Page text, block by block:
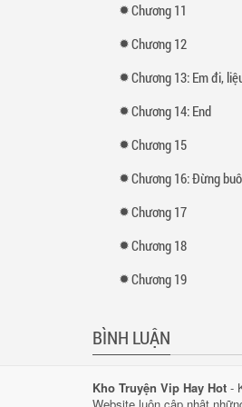
Chương 11
Chương 12
Chương 13: Em đi,
Chương 14: End
Chương 15
Chương 16: Đừng
Chương 17
Chương 18
Chương 19
BÌNH LUẬN
Kho Truyện Vip Hay Hot -